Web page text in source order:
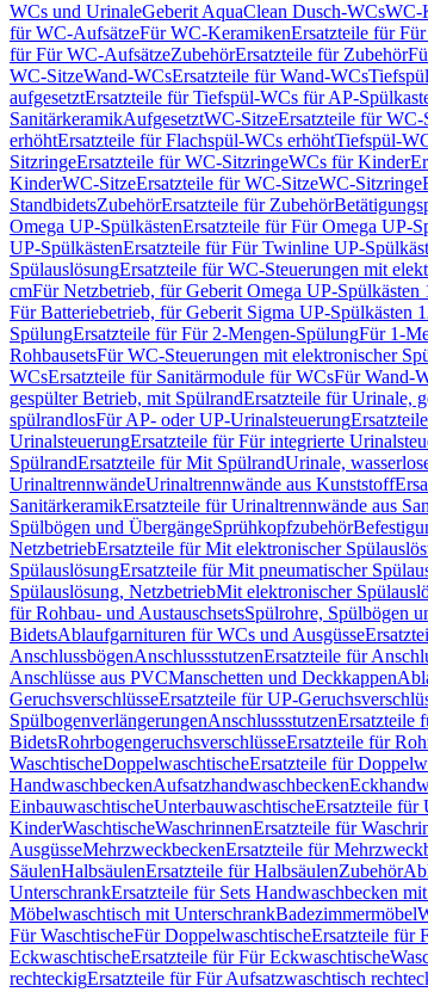
WCs und UrinaleGeberit AquaClean Dusch-WCsWC-
für WC-AufsätzeFür WC-KeramikenErsatzteile für
für Für WC-AufsätzeZubehörErsatzteile für Zubehör
WC-SitzeWand-WCsErsatzteile für Wand-WCs
aufgesetztErsatzteile für Tiefspül-WCs für AP-
SanitärkeramikAufgesetztWC-SitzeErsatzteile für WC-
erhöhtErsatzteile für Flachspül-WCs erhöhtTiefspül-
SitzringeErsatzteile für WC-SitzringeWCs für Kinder
KinderWC-SitzeErsatzteile für WC-SitzeWC-Sitzringe
StandbidetsZubehörErsatzteile für Zubehör
Omega UP-SpülkästenErsatzteile für Für Omega UP-
UP-SpülkästenErsatzteile für Für Twinline UP-
SpülauslösungErsatzteile für WC-Steuerungen mit
cmFür Netzbetrieb, für Geberit Omega UP-Spülkästen
Für Batteriebetrieb, für Geberit Sigma UP-Spülkästen
SpülungErsatzteile für Für 2-Mengen-SpülungFür 1-
RohbausetsFür WC-Steuerungen mit elektronischer
WCsErsatzteile für Sanitärmodule für WCsFür Wand-
gespülter Betrieb, mit SpülrandErsatzteile für Urinale,
spülrandlosFür AP- oder UP-Urinalsteuerung
UrinalsteuerungErsatzteile für Für integrierte
SpülrandErsatzteile für Mit SpülrandUrinale,
UrinaltrennwändeUrinaltrennwände aus Kunststoff
SanitärkeramikErsatzteile für Urinaltrennwände aus
Spülbögen und ÜbergängeSprühkopfzubehör
NetzbetriebErsatzteile für Mit elektronischer
SpülauslösungErsatzteile für Mit pneumatischer
Spülauslösung, NetzbetriebMit elektronischer
für Rohbau- und AustauschsetsSpülrohre, Spülbögen
BidetsAblaufgarnituren für WCs und Ausgüsse
AnschlussbögenAnschlussstutzenErsatzteile für
Anschlüsse aus PVCManschetten und Deckkappen
GeruchsverschlüsseErsatzteile für UP-
SpülbogenverlängerungenAnschlussstutzenErsatzteile
BidetsRohrbogengeruchsverschlüsseErsatzteile für
WaschtischeDoppelwaschtischeErsatzteile für
HandwaschbeckenAufsatzhandwaschbecken
EinbauwaschtischeUnterbauwaschtischeErsatzteile für
KinderWaschtischeWaschrinnenErsatzteile für
AusgüsseMehrzweckbeckenErsatzteile für
SäulenHalbsäulenErsatzteile für HalbsäulenZubehör
UnterschrankErsatzteile für Sets Handwaschbecken
Möbelwaschtisch mit UnterschrankBadezimmermöbel
Für WaschtischeFür DoppelwaschtischeErsatzteile für
EckwaschtischeErsatzteile für Für Eckwaschtische
rechteckigErsatzteile für Für Aufsatzwaschtisch